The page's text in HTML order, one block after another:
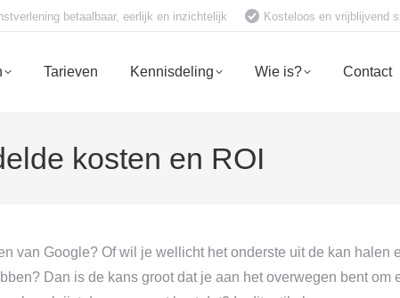
betaalbaar, eerlijk en inzichtelijk Kosteloos en vrijblijvend
Tarieven Kennisdeling Wie is? Contact
kosten en ROI
van Google? Of wil je wellicht het onderste uit de kan halen
Dan is de kans groot dat je aan het overwegen bent om